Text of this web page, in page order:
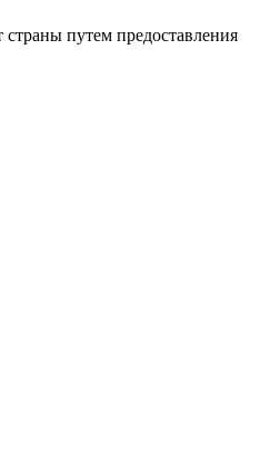
путем предоставления